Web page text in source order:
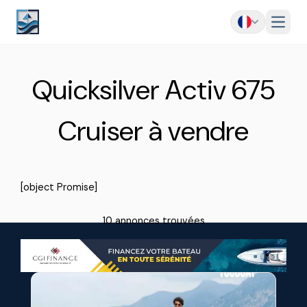
Menu
Quicksilver Activ 675
Cruiser à vendre
[object Promise]
10 annonces trouvées